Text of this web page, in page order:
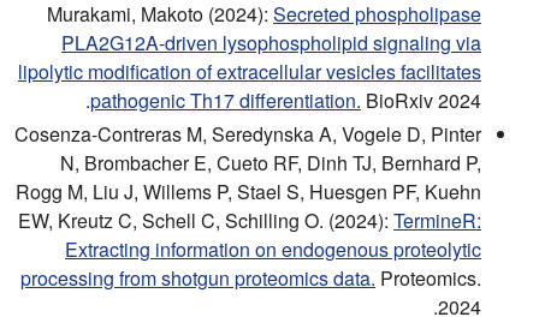
Murakami, Makoto (2024): Secreted phospholipase
PLA2G12A-driven lysophospholipid signaling via
lipolytic modification of extracellular vesicles facilitates
pathogenic Th17 differentiation. BioRxiv 2024.
Cosenza-Contreras M, Seredynska A, Vogele D, Pinter
N, Brombacher E, Cueto RF, Dinh TJ, Bernhard P,
Rogg M, Liu J, Willems P, Stael S, Huesgen PF, Kuehn
EW, Kreutz C, Schell C, Schilling O. (2024): TermineR:
Extracting information on endogenous proteolytic
processing from shotgun proteomics data. Proteomics.
2024.